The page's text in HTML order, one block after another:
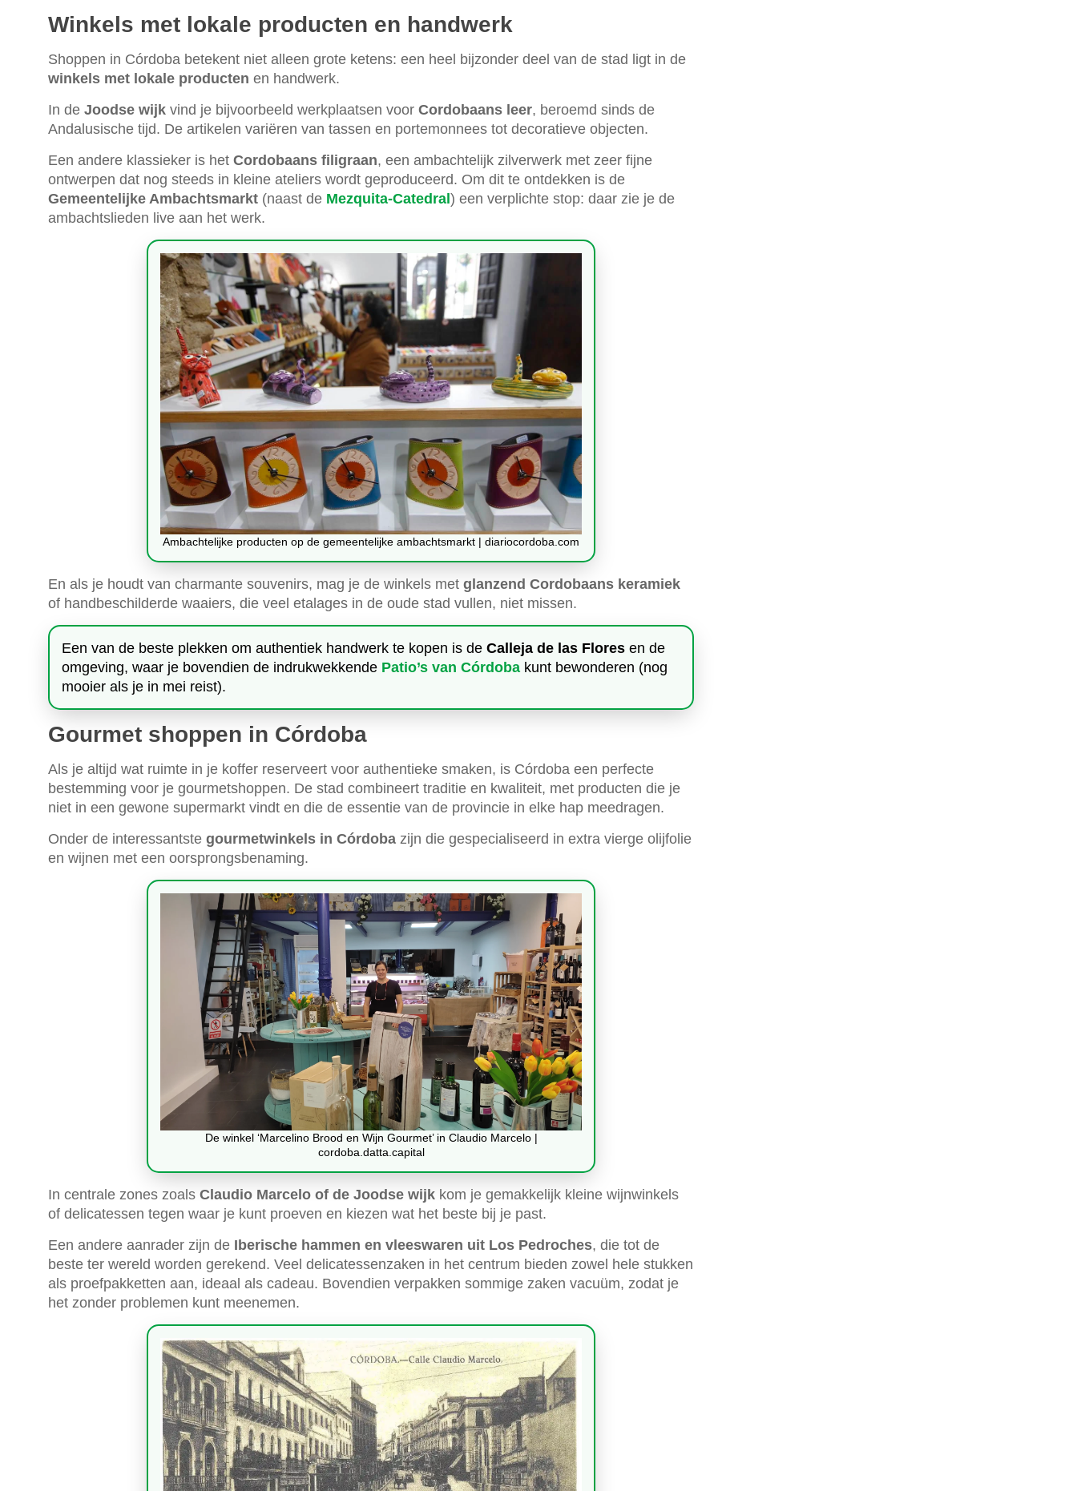
Winkels met lokale producten en handwerk
Shoppen in Córdoba betekent niet alleen grote ketens: een heel bijzonder deel van de stad ligt in de
winkels met lokale producten en handwerk.
In de Joodse wijk vind je bijvoorbeeld werkplaatsen voor Cordobaans leer, beroemd sinds de
Andalusische tijd. De artikelen variëren van tassen en portemonnees tot decoratieve objecten.
Een andere klassieker is het Cordobaans filigraan, een ambachtelijk zilverwerk met zeer fijne
ontwerpen dat nog steeds in kleine ateliers wordt geproduceerd. Om dit te ontdekken is de
Gemeentelijke Ambachtsmarkt (naast de Mezquita-Catedral ) een verplichte stop: daar zie je de
ambachtslieden live aan het werk.
Ambachtelijke producten op de gemeentelijke ambachtsmarkt | diariocordoba.com
En als je houdt van charmante souvenirs, mag je de winkels met glanzend Cordobaans keramiek
of handbeschilderde waaiers, die veel etalages in de oude stad vullen, niet missen.
Een van de beste plekken om authentiek handwerk te kopen is de Calleja de las Flores en de
omgeving, waar je bovendien de indrukwekkende Patio’s van Córdoba kunt bewonderen (nog
mooier als je in mei reist).
Gourmet shoppen in Córdoba
Als je altijd wat ruimte in je koffer reserveert voor authentieke smaken, is Córdoba een perfecte
bestemming voor je gourmetshoppen. De stad combineert traditie en kwaliteit, met producten die je
niet in een gewone supermarkt vindt en die de essentie van de provincie in elke hap meedragen.
Onder de interessantste gourmetwinkels in Córdoba zijn die gespecialiseerd in extra vierge olijfolie
en wijnen met een oorsprongsbenaming.
De winkel ‘Marcelino Brood en Wijn Gourmet’ in Claudio Marcelo |
cordoba.datta.capital
In centrale zones zoals Claudio Marcelo of de Joodse wijk kom je gemakkelijk kleine wijnwinkels
of delicatessen tegen waar je kunt proeven en kiezen wat het beste bij je past.
Een andere aanrader zijn de Iberische hammen en vleeswaren uit Los Pedroches, die tot de
beste ter wereld worden gerekend. Veel delicatessenzaken in het centrum bieden zowel hele stukken
als proefpakketten aan, ideaal als cadeau. Bovendien verpakken sommige zaken vacuüm, zodat je
het zonder problemen kunt meenemen.